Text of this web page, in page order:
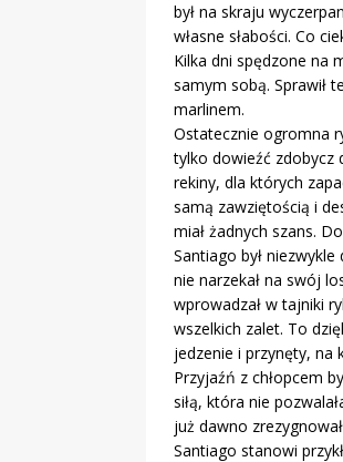
był na skraju
własne słabości. Co
Kilka dni spędzone na
samym sobą. Sprawił
marlinem.
Ostatecznie ogromna
tylko dowieźć zdobycz
rekiny, dla których
samą zawziętością i
miał żadnych szans.
Santiago był
nie narzekał na swój
wprowadzał w tajniki
wszelkich zalet. To
jedzenie i przynęty, na
Przyjaźń z chłopcem
siłą, która nie
już dawno
Santiago stanowi